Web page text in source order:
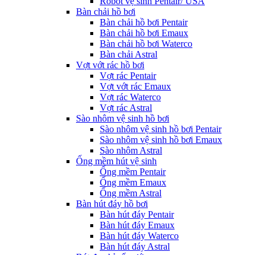
Bàn chải hồ bơi
Bàn chải hồ bơi Pentair
Bàn chải hồ bơi Emaux
Bàn chải hồ bơi Waterco
Bàn chải Astral
Vợt vớt rác hồ bơi
Vợt rác Pentair
Vợt vớt rác Emaux
Vợt rác Waterco
Vợt rác Astral
Sào nhôm vệ sinh hồ bơi
Sào nhôm vệ sinh hồ bơi Pentair
Sào nhôm vệ sinh hồ bơi Emaux
Sào nhôm Astral
Ống mềm hút vệ sinh
Ống mềm Pentair
Ống mềm Emaux
Ống mềm Astral
Bàn hút đáy hồ bơi
Bàn hút đáy Pentair
Bàn hút đáy Emaux
Bàn hút đáy Waterco
Bàn hút đáy Astral